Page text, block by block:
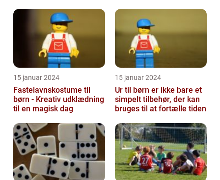
15 januar 2024
Fastelavnskostume til
børn - Kreativ udklædning
til en magisk dag
15 januar 2024
Ur til børn er ikke bare et
simpelt tilbehør, der kan
bruges til at fortælle tiden